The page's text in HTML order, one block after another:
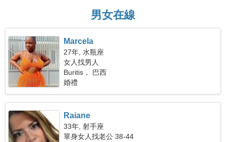
男女在線
Marcela
27年, 水瓶座
女人找男人
Buritis， 巴西
婚禮
Raiane
33年, 射手座
單身女人找老公 38-44